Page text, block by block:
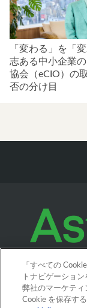
「変わる」を「
志ある中小企業
協会（eCIO）の
否の分け目
「すべての
トナビゲーショ
弊社のマーケテ
Cookie を保存す